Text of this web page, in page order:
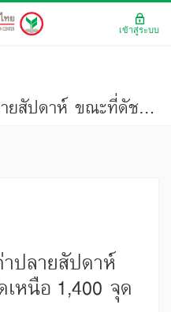
เงินบาทกลับมาแข็งค่าปลายสัปดาห์ ขณะที่ดัชนีหุ้นไทยปิดเหนือ 1,400 จุด
ปลายสัปดาห์
หนือ 1,400 จุด
เข้าสู่ระบบ